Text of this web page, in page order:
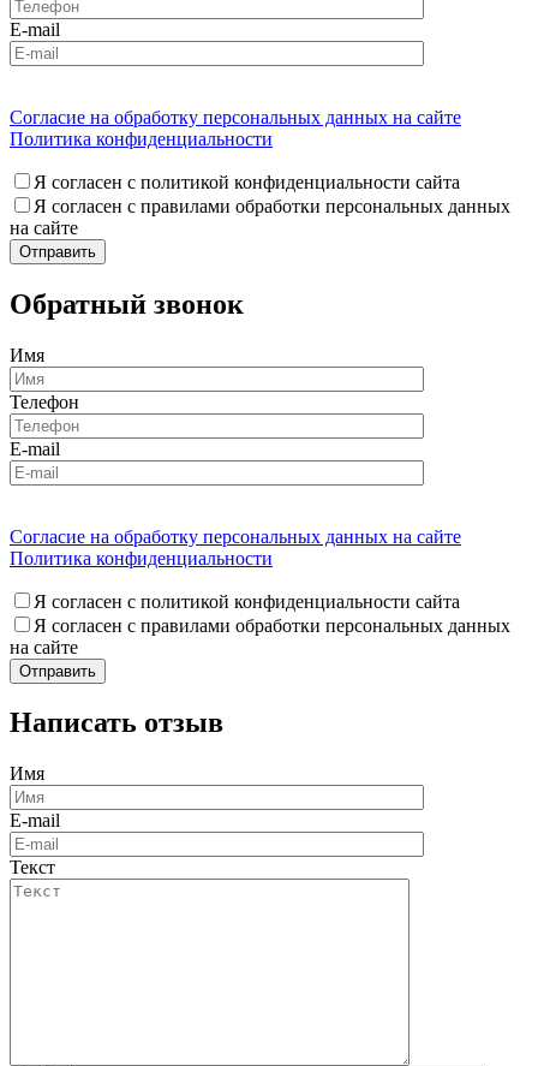
E-mail
Согласие на обработку персональных данных на сайте
Политика конфиденциальности
Я согласен с политикой конфиденциальности сайта
Я согласен с правилами обработки персональных данных
на сайте
Обратный звонок
Имя
Телефон
E-mail
Согласие на обработку персональных данных на сайте
Политика конфиденциальности
Я согласен с политикой конфиденциальности сайта
Я согласен с правилами обработки персональных данных
на сайте
Написать отзыв
Имя
E-mail
Текст